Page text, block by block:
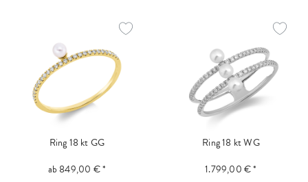
Ring 18 kt GG
ab 849,00 € *
Ring 18 kt WG
1.799,00 € *